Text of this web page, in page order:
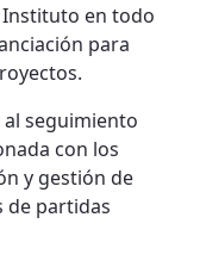
en todo
para
seguimiento
con los
y gestión de
de partidas